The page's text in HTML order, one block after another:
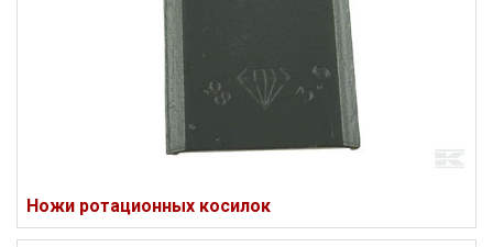
Ножи ротационных косилок